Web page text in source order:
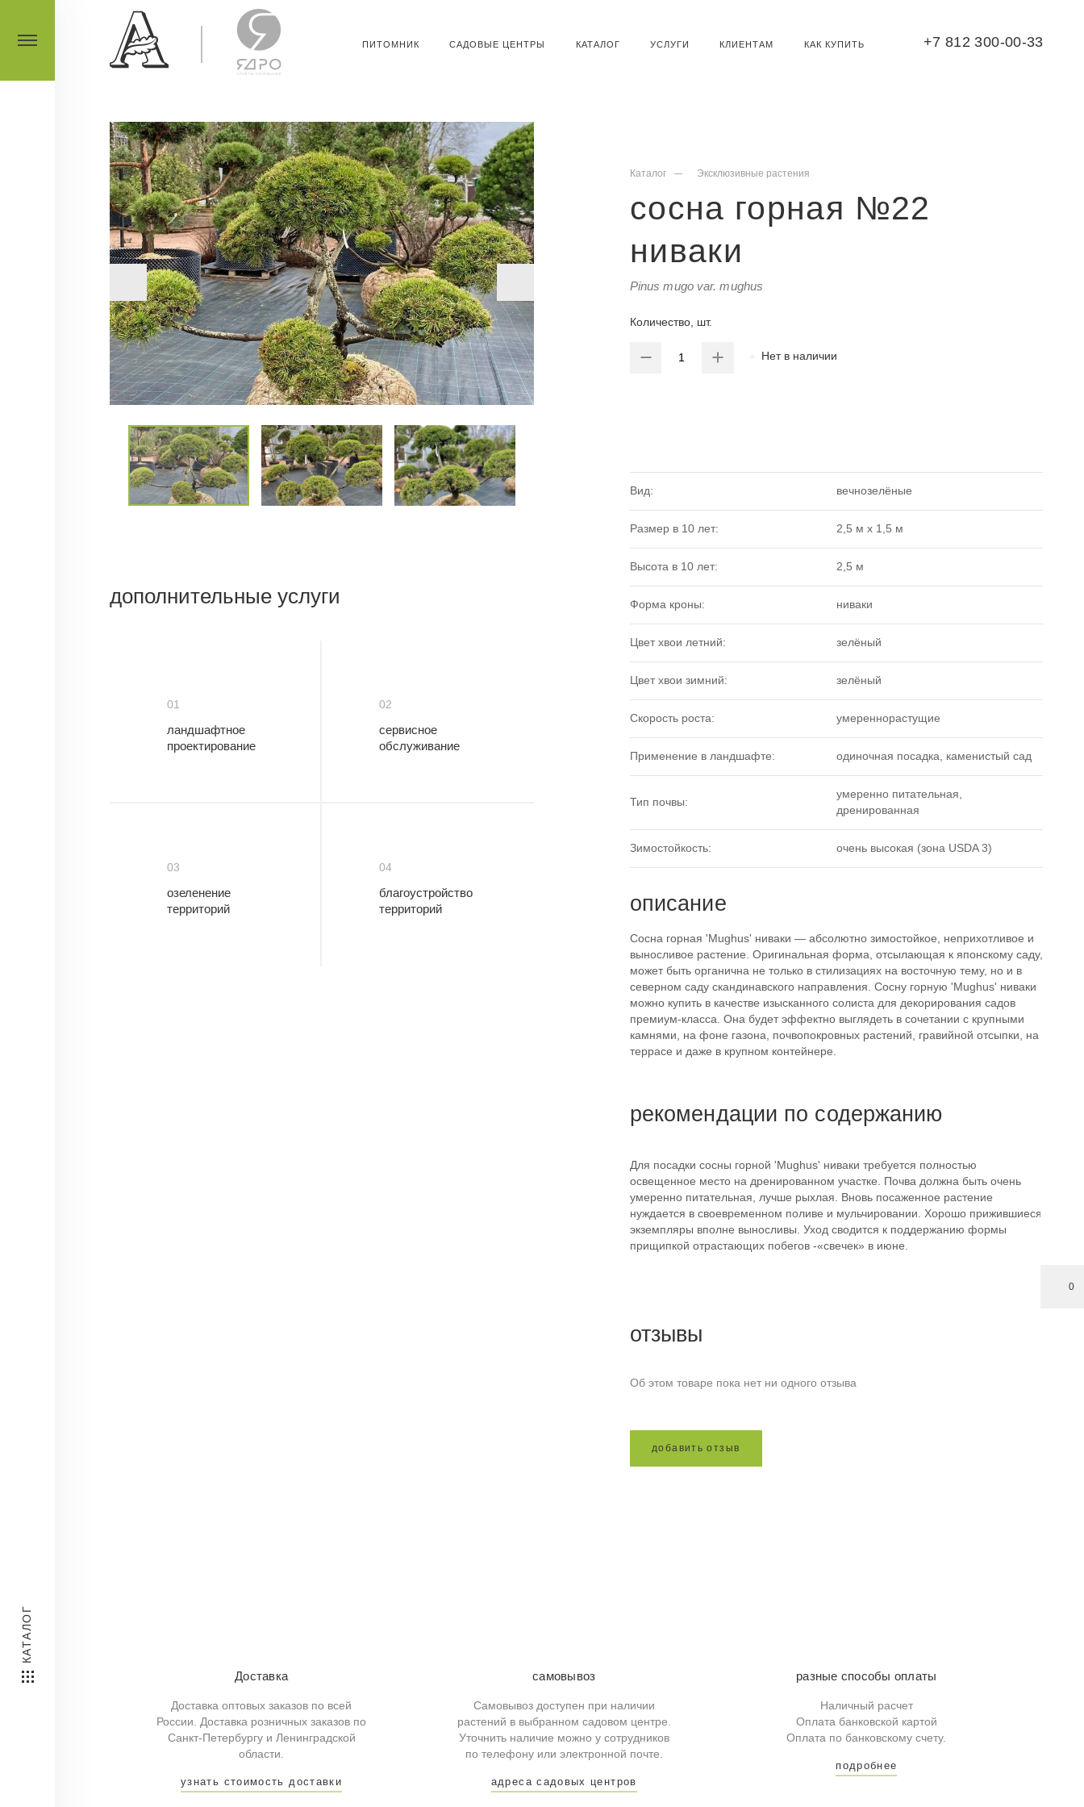
КАТАЛОГ
0
ПИТОМНИК САДОВЫЕ ЦЕНТРЫ КАТАЛОГ УСЛУГИ КЛИЕНТАМ КАК КУПИТЬ +7 812 300-00-33
дополнительные услуги
01
ландшафтное
проектирование
02
сервисное
обслуживание
03
озеленение
территорий
04
благоустройство
территорий
Каталог Эксклюзивные растения
сосна горная №22
ниваки
Pinus mugo var. mughus
Количество, шт.
Нет в наличии
Вид: вечнозелёные
Размер в 10 лет: 2,5 м х 1,5 м
Высота в 10 лет: 2,5 м
Форма кроны: ниваки
Цвет хвои летний: зелёный
Цвет хвои зимний: зелёный
Скорость роста: умереннорастущие
Применение в ландшафте: одиночная посадка, каменистый сад
Тип почвы:
умеренно питательная,
дренированная
Зимостойкость: очень высокая (зона USDA 3)
описание
Сосна горная 'Mughus' ниваки — абсолютно зимостойкое, неприхотливое и
выносливое растение. Оригинальная форма, отсылающая к японскому саду,
может быть органична не только в стилизациях на восточную тему, но и в
северном саду скандинавского направления. Сосну горную 'Mughus' ниваки
можно купить в качестве изысканного солиста для декорирования садов
премиум-класса. Она будет эффектно выглядеть в сочетании с крупными
камнями, на фоне газона, почвопокровных растений, гравийной отсыпки, на
террасе и даже в крупном контейнере.
рекомендации по содержанию
Для посадки сосны горной 'Mughus' ниваки требуется полностью
освещенное место на дренированном участке. Почва должна быть очень
умеренно питательная, лучше рыхлая. Вновь посаженное растение
нуждается в своевременном поливе и мульчировании. Хорошо прижившиеся
экземпляры вполне выносливы. Уход сводится к поддержанию формы
прищипкой отрастающих побегов -«свечек» в июне.
отзывы
Об этом товаре пока нет ни одного отзыва
до бавить о тз ыв
Доставка
Доставка оптовых заказов по всей
России. Доставка розничных заказов по
Санкт-Петербургу и Ленинградской
области.
узнать стоимость доставки
самовывоз
Самовывоз доступен при наличии
растений в выбранном садовом центре.
Уточнить наличие можно у сотрудников
по телефону или электронной почте.
адреса садовых центров
разные способы оплаты
Наличный расчет
Оплата банковской картой
Оплата по банковскому счету.
подробнее